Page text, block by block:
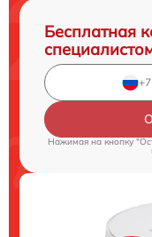
Бесплатная
Нажимая на кнопку